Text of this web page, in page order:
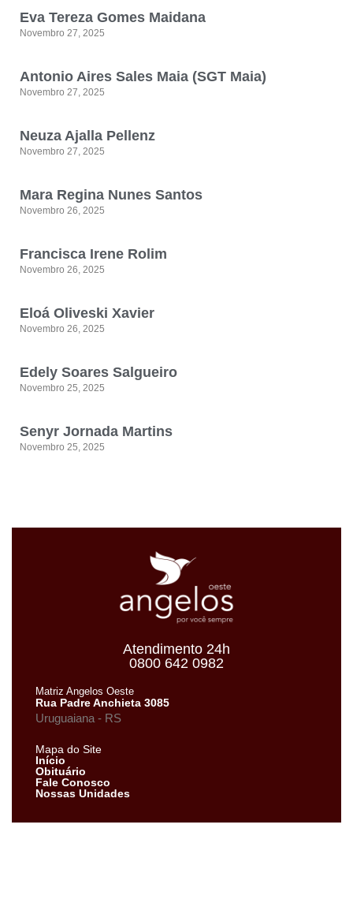
Eva Tereza Gomes Maidana
Novembro 27, 2025
Antonio Aires Sales Maia (SGT Maia)
Novembro 27, 2025
Neuza Ajalla Pellenz
Novembro 27, 2025
Mara Regina Nunes Santos
Novembro 26, 2025
Francisca Irene Rolim
Novembro 26, 2025
Eloá Oliveski Xavier
Novembro 26, 2025
Edely Soares Salgueiro
Novembro 25, 2025
Senyr Jornada Martins
Novembro 25, 2025
Atendimento 24h
0800 642 0982
Matriz Angelos Oeste
Rua Padre Anchieta 3085
Uruguaiana - RS
Mapa do Site
Início
Obituário
Fale Conosco
Nossas Unidades